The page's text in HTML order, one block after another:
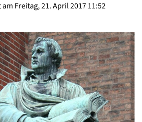
Freitag, 21. April 2017 11:52